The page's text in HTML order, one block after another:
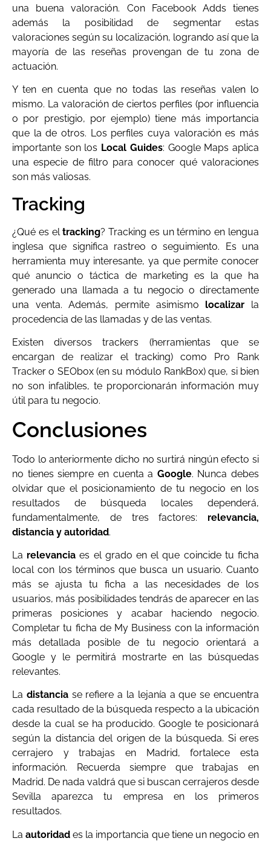
una buena valoración. Con Facebook Adds tienes
además la posibilidad de segmentar estas
valoraciones según su localización, logrando así que la
mayoría de las reseñas provengan de tu zona de
actuación.
Y ten en cuenta que no todas las reseñas valen lo
mismo. La valoración de ciertos perfiles (por influencia
o por prestigio, por ejemplo) tiene más importancia
que la de otros. Los perfiles cuya valoración es más
importante son los Local Guides: Google Maps aplica
una especie de filtro para conocer qué valoraciones
son más valiosas.
Tracking
¿Qué es eltracking? Tracking es un término en lengua
inglesa que significa rastreo o seguimiento. Es una
herramienta muy interesante, ya que permite conocer
qué anuncio o táctica de marketing es la que ha
generado una llamada a tu negocio o directamente
una venta. Además, permite asimismo localizar la
procedencia de las llamadas y de las ventas.
Existen diversos trackers (herramientas que se
encargan de realizar el tracking) como Pro Rank
Tracker o SEObox (en su módulo RankBox) que, si bien
no son infalibles, te proporcionarán información muy
útil para tu negocio.
Conclusiones
Todo lo anteriormente dicho no surtirá ningún efecto si
no tienes siempre en cuenta a Google. Nunca debes
olvidar que el posicionamiento de tu negocio en los
resultados de búsqueda locales dependerá,
fundamentalmente, de tres factores: relevancia,
distancia y autoridad.
La relevancia es el grado en el que coincide tu ficha
local con los términos que busca un usuario. Cuanto
más se ajusta tu ficha a las necesidades de los
usuarios, más posibilidades tendrás de aparecer en las
primeras posiciones y acabar haciendo negocio.
Completar tu ficha de My Business con la información
más detallada posible de tu negocio orientará a
Google y le permitirá mostrarte en las búsquedas
relevantes.
La distanciase refiere a la lejanía a que se encuentra
cada resultado de la búsqueda respecto a la ubicación
desde la cual se ha producido. Google te posicionará
según la distancia del origen de la búsqueda. Si eres
cerrajero y trabajas en Madrid, fortalece esta
información. Recuerda siempre que trabajas en
Madrid. De nada valdrá que si buscan cerrajeros desde
Sevilla aparezca tu empresa en los primeros
resultados.
Laautoridad es la importancia que tiene un negocio en